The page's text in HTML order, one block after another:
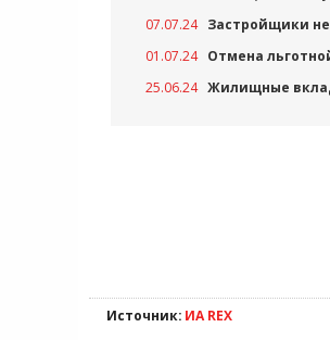
07.07.24 Застройщики
01.07.24 Отмена
25.06.24 Жилищные
Источник: ИА REX